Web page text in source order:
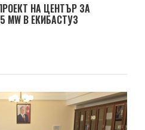
НА ЦЕНТЪР ЗА
В ЕКИБАСТУЗ